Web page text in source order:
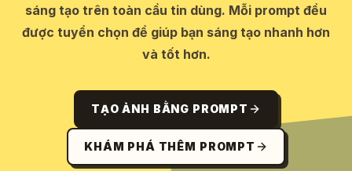
sáng tạo trên toàn cầu tin dùng. Mỗi prompt đều
được tuyển chọn để giúp bạn sáng tạo nhanh hơn
và tốt hơn.
TẠO ẢNH BẰNG PROMPT
KHÁM PHÁ THÊM PROMPT